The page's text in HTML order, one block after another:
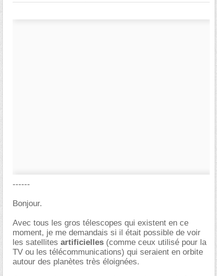
------
Bonjour.
Avec tous les gros télescopes qui existent en ce
moment, je me demandais si il était possible de voir
les satellites artificielles (comme ceux utilisé pour la
TV ou les télécommunications) qui seraient en orbite
autour des planètes très éloignées.